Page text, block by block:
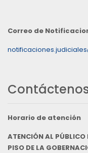
Correo de
Horario de atención
ATENCIÓN AL PÚBLICO
PISO DE LA